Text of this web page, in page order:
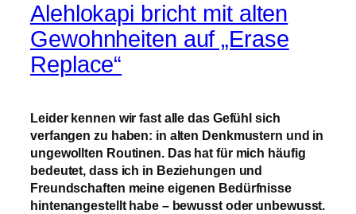
Alehlokapi bricht mit alten
Gewohnheiten auf „Erase
Replace“
Leider kennen wir fast alle das Gefühl sich
verfangen zu haben: in alten Denkmustern und in
ungewollten Routinen. Das hat für mich häufig
bedeutet, dass ich in Beziehungen und
Freundschaften meine eigenen Bedürfnisse
hintenangestellt habe – bewusst oder unbewusst.